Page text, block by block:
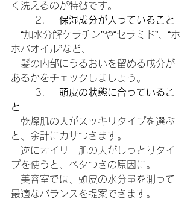
く洗えるのが特徴です。
保湿成分が入っていること
“加水分解ケラチン”や“セラミド”、“ホ
ホバオイル”など、
髪の内部にうるおいを留める成分が
あるかをチェックしましょう。
頭皮の状態に合っているこ
と
乾燥肌の人がスッキリタイプを選ぶ
と、余計にカサつきます。
逆にオイリー肌の人がしっとりタイ
プを使うと、ベタつきの原因に。
美容室では、頭皮の水分量を測って
最適なバランスを提案できます。